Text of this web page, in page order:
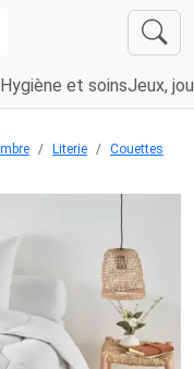
Hygiène et soinsJeux,
Literie Couettes